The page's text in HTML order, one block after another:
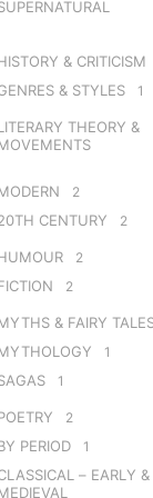
& CRITICISM
& STYLES 1
THEORY &
2
CENTURY 2
2
2
& FAIRY
1
1
2
PERIOD 1
– EARLY &